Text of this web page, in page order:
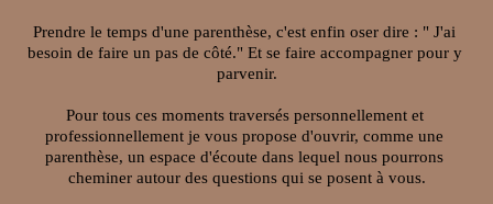
Prendre le temps d'une parenthèse, c'est enfin oser dire : " ​J'ai ​
besoin de faire un pas de côté." ​Et se faire accompagner pour y
parvenir.
Pour tous ces moments traversés personnellement et
professionnellement je vous propose d'ouvrir, comme une
parenthèse, un espace d'écoute dans lequel nous pourrons
cheminer autour des questions qui se posent à vous.